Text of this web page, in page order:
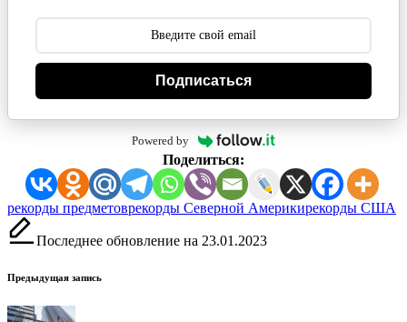
Подписаться
Powered by
Поделиться:
Метки:
рекорды предметоврекорды Северной Америкирекорды США
Последнее обновление на 23.01.2023
Навигация
записи
Предыдущая запись